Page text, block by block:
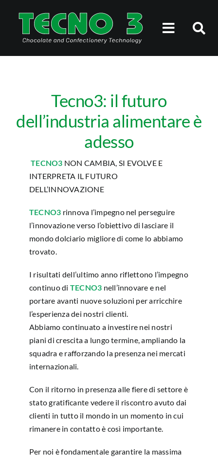
contenuto
Toggle
NOI DI TECNO3
SOLUZIONI
NEWSROOM
LAVORA CON NOI
CHIEDI A TECNO3
Tecno3: il futuro
dell’industria alimentare è
adesso
TECNO3 NON CAMBIA, SI EVOLVE E
INTERPRETA IL FUTURO
DELL’INNOVAZIONE
TECNO3 rinnova l’impegno nel perseguire
l’innovazione verso l’obiettivo di lasciare il
mondo dolciario migliore di come lo abbiamo
trovato.
I risultati dell’ultimo anno riflettono l’impegno
continuo di TECNO3 nell’innovare e nel
portare avanti nuove soluzioni per arricchire
l’esperienza dei nostri clienti.
Abbiamo continuato a investire nei nostri
piani di crescita a lungo termine, ampliando la
squadra e rafforzando la presenza nei mercati
internazionali.
Con il ritorno in presenza alle fiere di settore è
stato gratificante vedere il riscontro avuto dai
clienti in tutto il mondo in un momento in cui
rimanere in contatto è così importante.
Per noi è fondamentale garantire la massima